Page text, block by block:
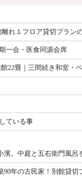
れ１フロア貸切プラン
一会・医食同源会席
22畳｜三間続き和室・
ている事
濱。中庭と五右衛門風呂
90年の古民家！別館貸切